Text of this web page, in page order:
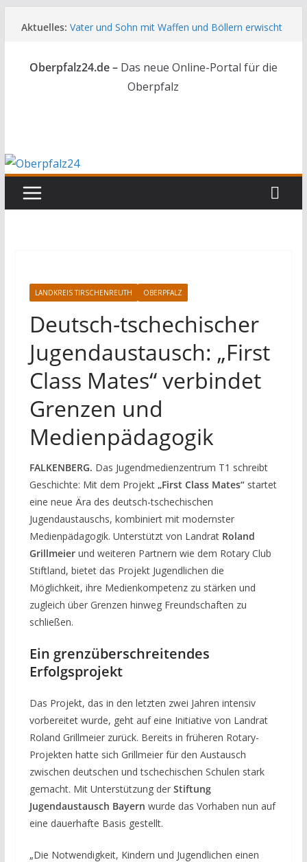
Inhalt
Aktuelles: Vater und Sohn mit Waffen und Böllern erwischt
Audi prallt gegen Brückengeländer in Weiden
Ortsumgehung Waldershof ist eröffnet
Deutsch-amerikanischer Schüleraustausch zu
Oberpfalz24.de – Das neue Online-Portal für die
Oberpfalz
LANDKREIS TIRSCHENREUTH OBERPFALZ
Deutsch-tschechischer
Jugendaustausch: „First
Class Mates“ verbindet
Grenzen und
Medienpädagogik
FALKENBERG. Das Jugendmedienzentrum T1 schreibt
Geschichte: Mit dem Projekt „First Class Mates“startet
eine neue Ära des deutsch-tschechischen
Jugendaustauschs, kombiniert mit modernster
Medienpädagogik. Unterstützt von Landrat Roland
Grillmeierund weiteren Partnern wie dem Rotary Club
Stiftland, bietet das Projekt Jugendlichen die
Möglichkeit, ihre Medienkompetenz zu stärken und
zugleich über Grenzen hinweg Freundschaften zu
schließen.
Ein grenzüberschreitendes
Erfolgsprojekt
Das Projekt, das in den letzten zwei Jahren intensiv
vorbereitet wurde, geht auf eine Initiative von Landrat
Roland Grillmeier zurück. Bereits in früheren Rotary-
Projekten hatte sich Grillmeier für den Austausch
zwischen deutschen und tschechischen Schulen stark
gemacht. Mit Unterstützung der Stiftung
Jugendaustausch Bayern wurde das Vorhaben nun auf
eine dauerhafte Basis gestellt.
„Die Notwendigkeit, Kindern und Jugendlichen einen